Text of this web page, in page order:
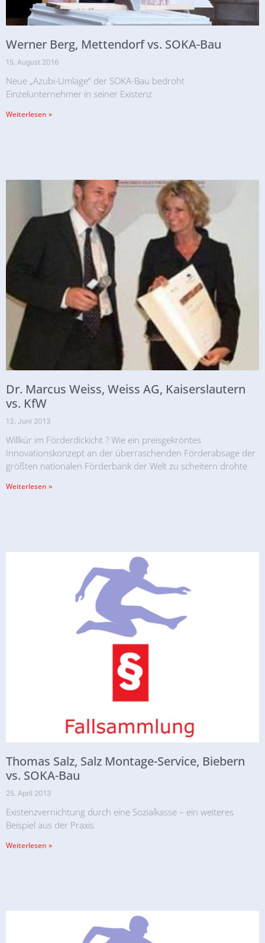
Werner Berg, Mettendorf vs. SOKA-Bau
15. August 2016
Neue „Azubi-Umlage“ der SOKA-Bau bedroht
Einzelunternehmer in seiner Existenz
Weiterlesen »
Dr. Marcus Weiss, Weiss AG, Kaiserslautern
vs. KfW
13. Juni 2013
Willkür im Förderdickicht ? Wie ein preisgekröntes
Innovationskonzept an der überraschenden Förderabsage der
größten nationalen Förderbank der Welt zu scheitern drohte
Weiterlesen »
Thomas Salz, Salz Montage-Service, Biebern
vs. SOKA-Bau
25. April 2013
Existenzvernichtung durch eine Sozialkasse – ein weiteres
Beispiel aus der Praxis
Weiterlesen »